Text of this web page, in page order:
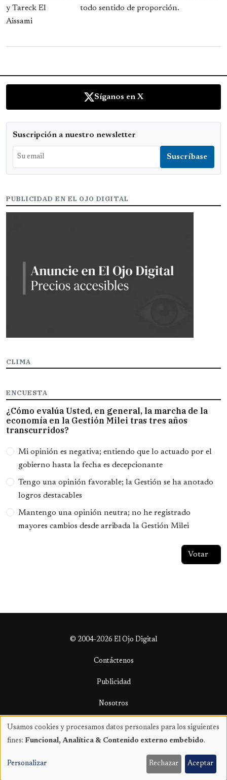
todo sentido de proporción.
Síganos en X
Suscripción a nuestro newsletter
PUBLICIDAD EN EL OJO DIGITAL
CLIMA
ENCUESTA
¿Cómo evalúa Usted, en general, la marcha de la
economía en la Gestión Milei tras tres años
transcurridos?
Opciones
Mi opinión es negativa; entiendo que lo actuado por el
gobierno hasta la fecha es decepcionante
Tengo una opinión favorable; la Gestión se ha anotado
logros destacables
Mantengo una opinión neutra; no he registrado
mayores cambios desde arribada la Gestión Milei
© 2004-2026 El Ojo Digital
Contáctenos
Publicidad
Nosotros
Términos y condiciones
Uso
datos
Usamos cookies y procesamos datos personales para los siguientes
fines: Funcional, Analítica & Contenido externo embebido.
Personalizar Rechazar Aceptar